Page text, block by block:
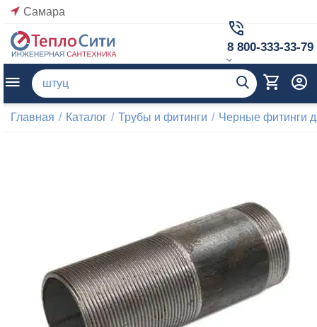
Самара
8 800-333-33-79
Главная / Каталог / Трубы и фитинги / Черные фитинги